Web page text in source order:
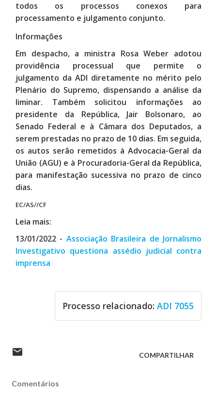
todos os processos conexos para
processamento e julgamento conjunto.
Informações
Em despacho, a ministra Rosa Weber adotou
providência processual que permite o
julgamento da ADI diretamente no mérito pelo
Plenário do Supremo, dispensando a análise da
liminar. Também solicitou informações ao
presidente da República, Jair Bolsonaro, ao
Senado Federal e à Câmara dos Deputados, a
serem prestadas no prazo de 10 dias. Em seguida,
os autos serão remetidos à Advocacia-Geral da
União (AGU) e à Procuradoria-Geral da República,
para manifestação sucessiva no prazo de cinco
dias.
EC/AS//CF
Leia mais:
13/01/2022 - Associação Brasileira de Jornalismo
Investigativo questiona assédio judicial contra
imprensa
Processo relacionado: ADI 7055
COMPARTILHAR
Comentários